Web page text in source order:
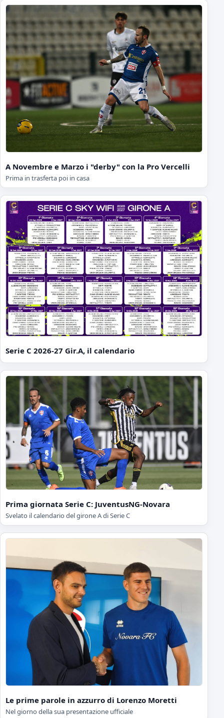
A Novembre e Marzo i "derby" con la Pro Vercelli
Prima in trasferta poi in casa
Serie C 2026-27 Gir.A, il calendario
Prima giornata Serie C: JuventusNG-Novara
Svelato il calendario del girone A di Serie C
Le prime parole in azzurro di Lorenzo Moretti
Nel giorno della sua presentazione ufficiale